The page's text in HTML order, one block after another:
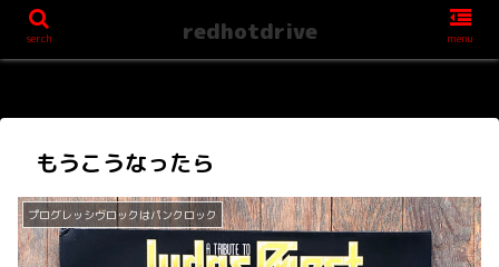
もうこうなったら
プログレッシヴロックはパンクロック
serch redhotdrive menu